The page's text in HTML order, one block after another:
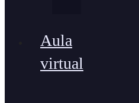
Aula
virtual